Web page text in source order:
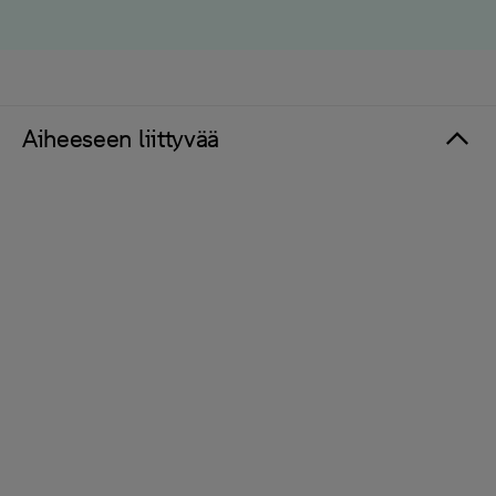
Aiheeseen liittyvää